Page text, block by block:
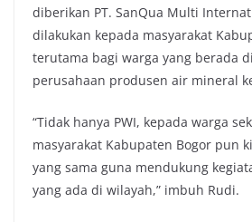
diberikan PT. SanQua Multi
dilakukan kepada masyarakat
terutama bagi warga yang berada
perusahaan produsen air mineral
“Tidak hanya PWI, kepada warga
masyarakat Kabupaten Bogor pun
yang sama guna mendukung
yang ada di wilayah,” imbuh Rudi.